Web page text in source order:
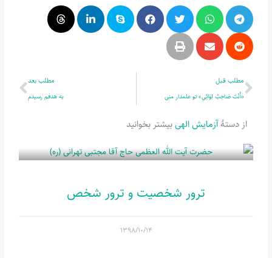
قبلی
مطلب قبل
«أَنْتَ صَاحِبُ لِوَائِی» تو علمدار منی
مطلب بعد
به هدفم رسیدم
از دستۀآزمایش الهیبیشتر بخوانید
ترور شخصیت و ترور شخص
۱۳۹۸/۱۰/۱۴